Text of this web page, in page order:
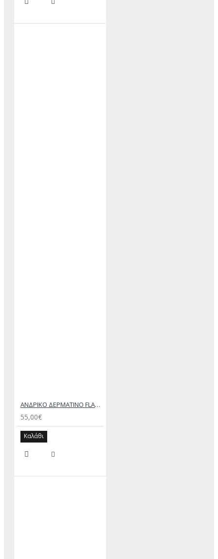
ΑΝΔΡΙΚΟ ΔΕΡΜΑΤΙΝΟ FLAT ΣΑΝΔΑΛΙ ΜΑΥΡΟ ΔΟΥΚΑΣ
55,00€
Καλάθι